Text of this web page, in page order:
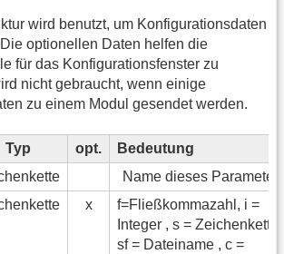
wird benutzt, um Konfigurationsdaten
optionellen Daten helfen die
für das Konfigurationsfenster zu
nicht gebraucht, wenn einige
zu einem Modul gesendet werden.
Typ opt.
Bedeutung
Name dieses
x
f=Fließkommazahl, i =
Integer , s = Zeichenkette
sf = Dateiname , c =